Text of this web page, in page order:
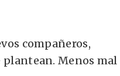
compañeros,
plantean. Menos mal